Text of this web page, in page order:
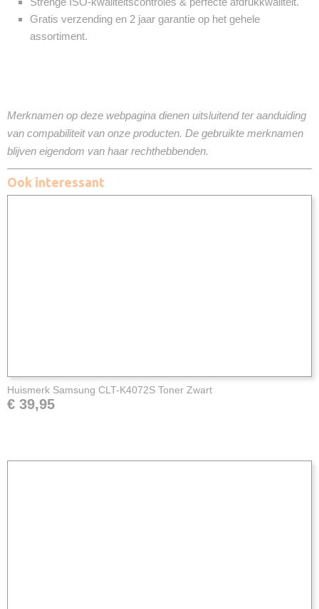
Gratis verzending en 2 jaar garantie op het gehele
assortiment.
Merknamen op deze webpagina dienen uitsluitend ter aanduiding
van compabiliteit van onze producten. De gebruikte merknamen
blijven eigendom van haar rechthebbenden.
Ook interessant
Huismerk Samsung CLT-K4072S Toner Zwart
€ 39,95